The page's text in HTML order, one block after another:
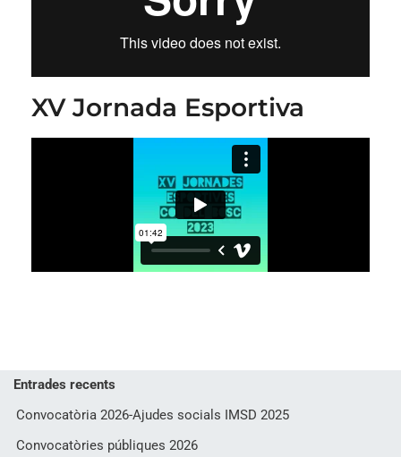
XV Jornada Esportiva
Entrades recents
Convocatòria 2026-Ajudes socials IMSD 2025
Convocatòries públiques 2026